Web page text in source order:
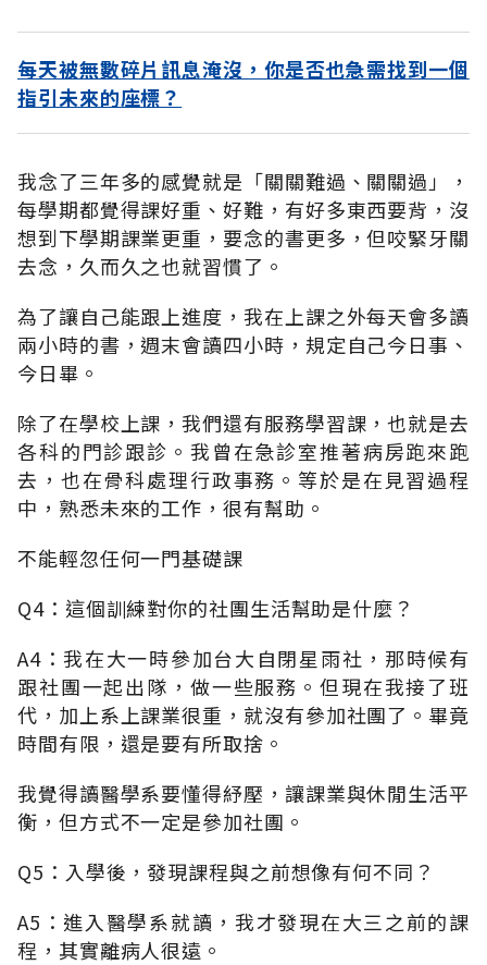
每天被無數碎片訊息淹沒，你是否也急需找到一個
指引未來的座標？
我念了三年多的感覺就是「關關難過、關關過」，
每學期都覺得課好重、好難，有好多東西要背，沒
想到下學期課業更重，要念的書更多，但咬緊牙關
去念，久而久之也就習慣了。
為了讓自己能跟上進度，我在上課之外每天會多讀
兩小時的書，週末會讀四小時，規定自己今日事、
今日畢。
除了在學校上課，我們還有服務學習課，也就是去
各科的門診跟診。我曾在急診室推著病房跑來跑
去，也在骨科處理行政事務。等於是在見習過程
中，熟悉未來的工作，很有幫助。
不能輕忽任何一門基礎課
Q4：這個訓練對你的社團生活幫助是什麼？
A4：我在大一時參加台大自閉星雨社，那時候有
跟社團一起出隊，做一些服務。但現在我接了班
代，加上系上課業很重，就沒有參加社團了。畢竟
時間有限，還是要有所取捨。
我覺得讀醫學系要懂得紓壓，讓課業與休閒生活平
衡，但方式不一定是參加社團。
Q5：入學後，發現課程與之前想像有何不同？
A5：進入醫學系就讀，我才發現在大三之前的課
程，其實離病人很遠。